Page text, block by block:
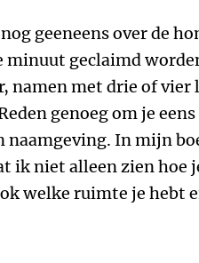
geeneens over de
minuut geclaimd
namen met drie of
genoeg om je
naamgeving. In mijn
ik niet alleen zien hoe
welke ruimte je hebt